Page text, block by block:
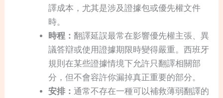
譯成本，尤其是涉及證據包或優先權文件
時。
時程：翻譯延誤最常在影響優先權主張、異
議答辯或使用證據期限時變得嚴重。西班牙
規則在某些證據情境下允許只翻譯相關部
分，但不會容許你漏掉真正重要的部分。
安排：通常不存在一種可以補救薄弱翻譯的